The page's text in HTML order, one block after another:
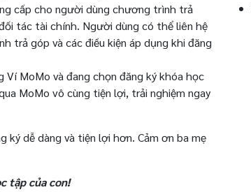
cấp cho người dùng chương trình trả
tác tài chính. Người dùng có thể liên hệ
góp và các điều kiện áp dụng khi đăng
Ví MoMo và đang chọn đăng ký khóa học
MoMo vô cùng tiện lợi, trải nghiệm ngay
ký dễ dàng và tiện lợi hơn. Cảm ơn ba mẹ
tập của con!